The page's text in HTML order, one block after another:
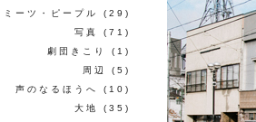
ミーツ・ピープル
(29)
写真
(71)
劇団きこり
(1)
周辺
(5)
声のなるほうへ
(10)
大地
(35)